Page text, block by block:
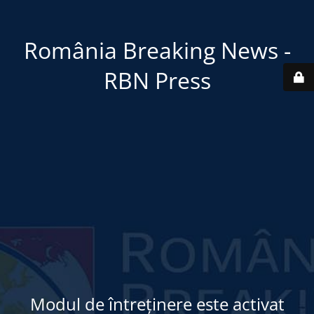
România Breaking News -
RBN Press
Modul de întreținere este activat